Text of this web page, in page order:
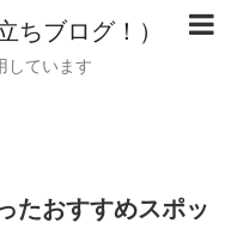
ちブログ！）
しています
たおすすめスポッ